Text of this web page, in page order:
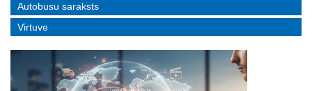
Autobusu saraksts
Virtuve